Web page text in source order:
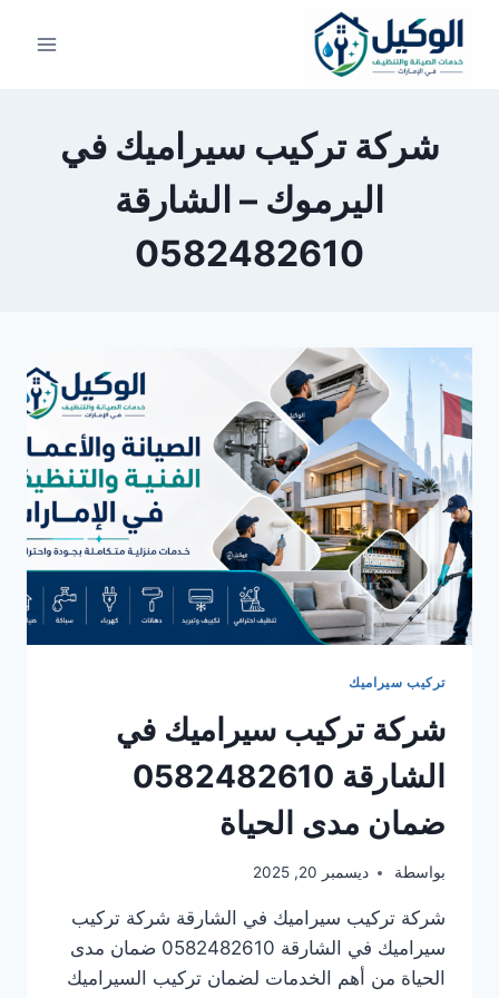
التجاوز
المحتوى
شركة تركيب سيراميك في
اليرموك – الشارقة
0582482610
تركيب سيراميك
شركة تركيب سيراميك في
الشارقة 0582482610
ضمان مدى الحياة
بواسطة ديسمبر 20, 2025
شركة تركيب سيراميك في الشارقة شركة تركيب
سيراميك في الشارقة 0582482610 ضمان مدى
الحياة من أهم الخدمات لضمان تركيب السيراميك